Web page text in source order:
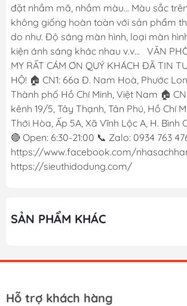
đặt nhầm mã, nhầm màu... Màu sắc
không giống hoàn toàn với sản phẩm
do như. Độ sáng màn hình, loại màn
kiện ánh sáng khác nhau v.v... VĂN
MY RẤT CÁM ƠN QUÝ KHÁCH ĐÃ TIN
HỘ! 🏠 CN1: 66a Đ. Nam Hoà, Phước
Thành phố Hồ Chí Minh, Việt Nam 🏠
kênh 19/5, Tây Thạnh, Tân Phú, Hồ Chí
Thới Hòa, Ấp 5A, Xã Vĩnh Lộc A, H. Bình
🔴 Open: 6:30-21:00 📞 Zalo: 0934 763
https://www.facebook.com/
https://sieuthidodung.com/
SẢN PHẨM KHÁC
Hỗ trợ khách hàng